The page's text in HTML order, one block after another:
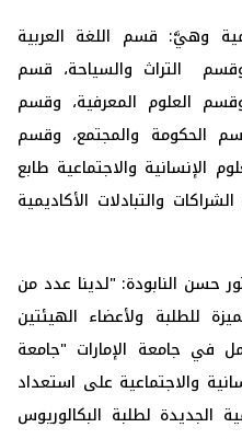
وهيَّ: قسم اللغة ‏العربية
وقسم التراث والسياحة، قسم
و‏قسم العلوم المعرفية، وقسم
الحكومة والمجتمع، وقسم
الإنسانية والاجتماعية طابع
والتبادلات الأكاديمية
حسن النابودة: "لدينا عدد من
للطلبة ولأعضاء الهيئتين
في جامعة الإمارات "جامعة
والاجتماعية على استعداد
الجديدة لطلبة البكالوريوس